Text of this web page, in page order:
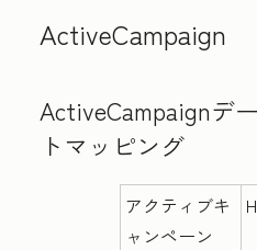
ActiveCampaign
ActiveCampaignデ
トマッピング
アクティブキ
ャンペーン